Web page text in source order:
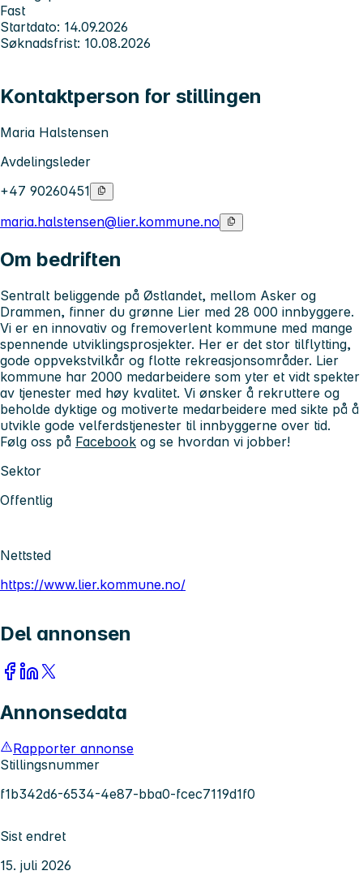
Fast
Startdato: 14.09.2026
Søknadsfrist: 10.08.2026
Kontaktperson for stillingen
Maria Halstensen
Avdelingsleder
+47 90260451
maria.halstensen@lier.kommune.no
Om bedriften
Sentralt beliggende på Østlandet, mellom Asker og
Drammen, finner du grønne Lier med 28 000 innbyggere.
Vi er en innovativ og fremoverlent kommune med mange
spennende utviklingsprosjekter. Her er det stor tilflytting,
gode oppvekstvilkår og flotte rekreasjonsområder. Lier
kommune har 2000 medarbeidere som yter et vidt spekter
av tjenester med høy kvalitet. Vi ønsker å rekruttere og
beholde dyktige og motiverte medarbeidere med sikte på å
utvikle gode velferdstjenester til innbyggerne over tid.
Følg oss på Facebook og se hvordan vi jobber!
Sektor
Offentlig
Nettsted
https://www.lier.kommune.no/
Del annonsen
Annonsedata
Rapporter annonse
Stillingsnummer
f1b342d6-6534-4e87-bba0-fcec7119d1f0
Sist endret
15. juli 2026